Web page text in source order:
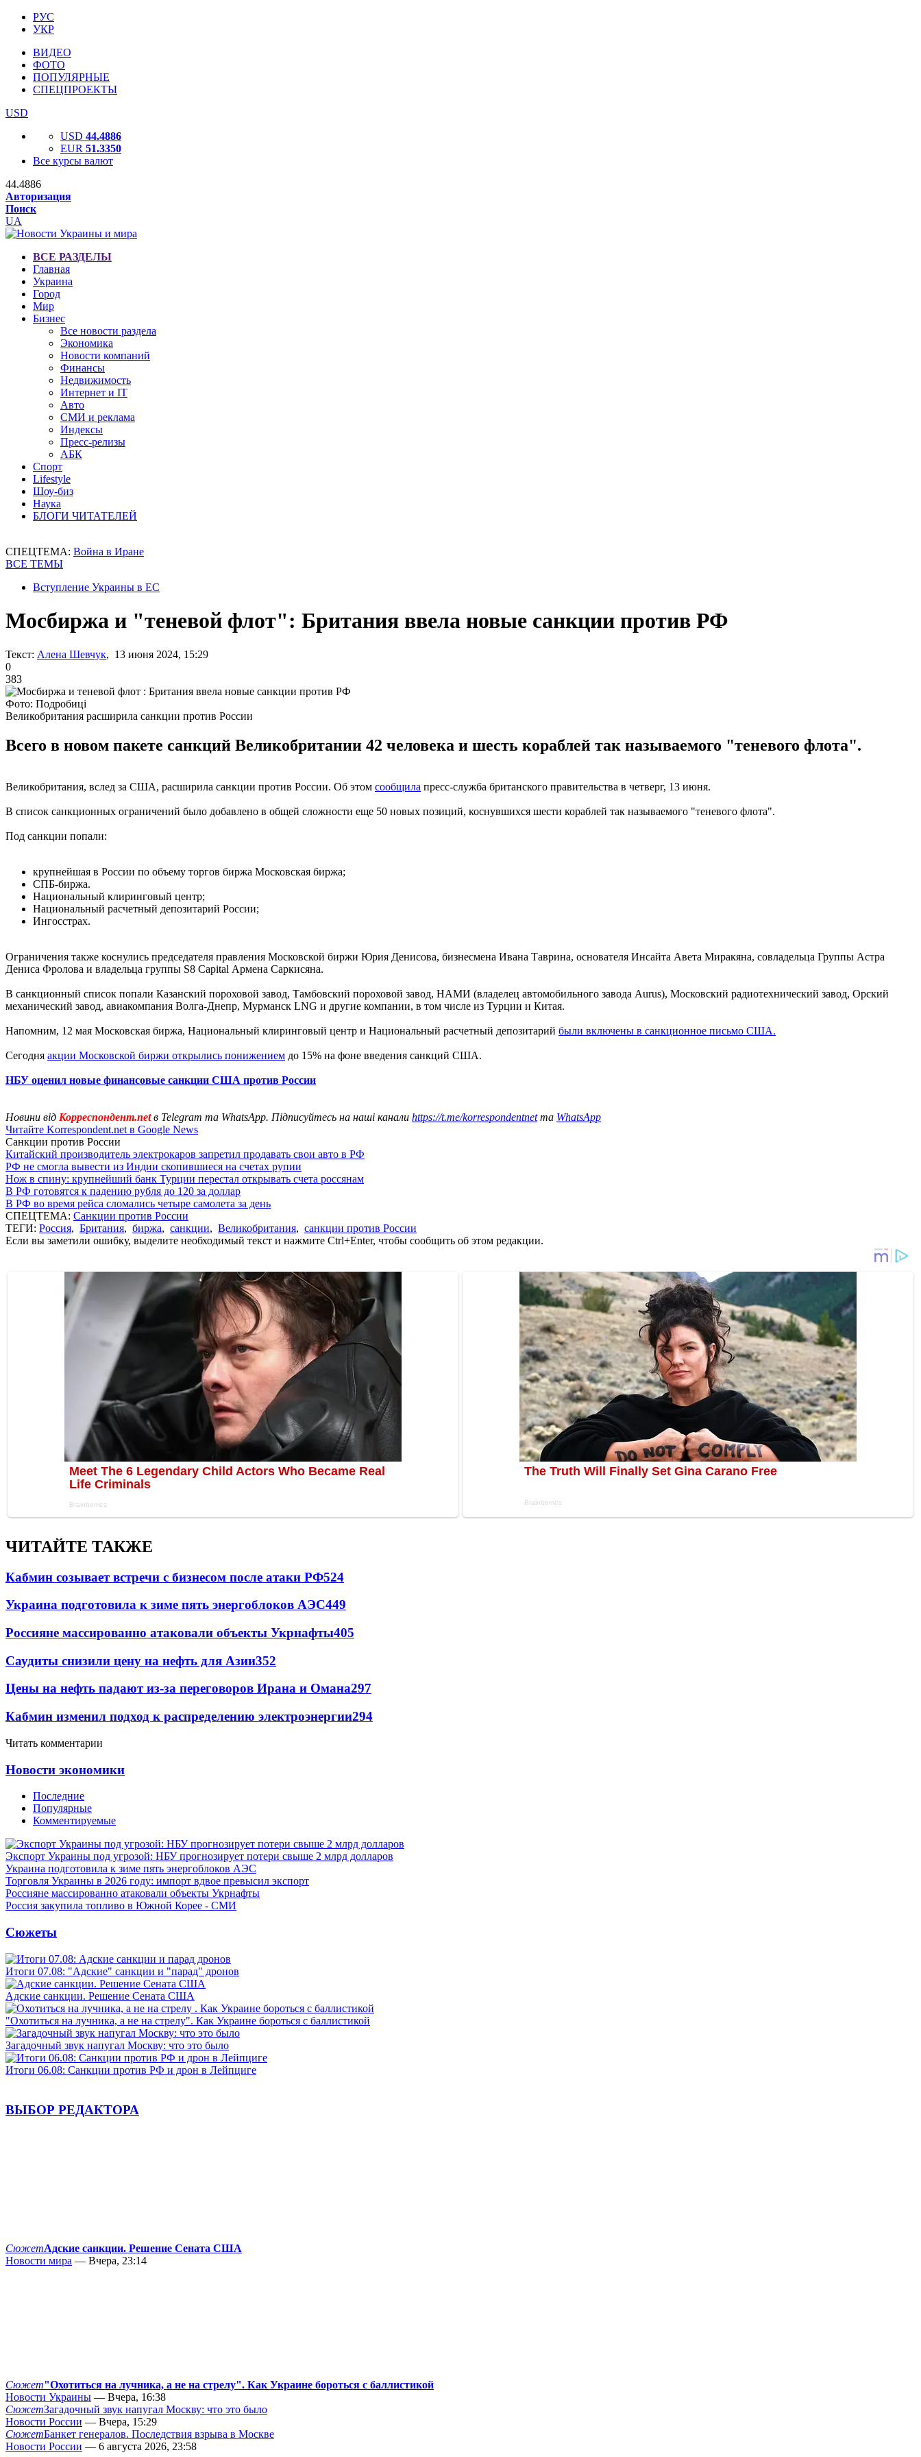
РУС
УКР
ВИДЕО
ФОТО
ПОПУЛЯРНЫЕ
СПЕЦПРОЕКТЫ
USD
USD 44.4886
EUR 51.3350
Все курсы валют
44.4886
Авторизация
Поиск
UA
ВСЕ РАЗДЕЛЫ
Главная
Украина
Город
Мир
Бизнес
Все новости раздела
Экономика
Новости компаний
Финансы
Недвижимость
Интернет и IT
Авто
СМИ и реклама
Индексы
Пресс-релизы
АБК
Спорт
Lifestyle
Шоу-биз
Наука
БЛОГИ ЧИТАТЕЛЕЙ
СПЕЦТЕМА: Война в Иране
ВСЕ ТЕМЫ
Вступление Украины в ЕС
Мосбиржа и "теневой флот": Британия ввела новые санкции против РФ
Текст: Алена Шевчук, 13 июня 2024, 15:29
0
383
Фото: Подробиці
Великобритания расширила санкции против России
Всего в новом пакете санкций Великобритании 42 человека и шесть кораблей так называемого "теневого флота".
Великобритания, вслед за США, расширила санкции против России. Об этом сообщила пресс-служба британского правительства в четверг, 13 июня.
В список санкционных ограничений было добавлено в общей сложности еще 50 новых позиций, коснувшихся шести кораблей так называемого "теневого флота".
Под санкции попали:
крупнейшая в России по объему торгов биржа Московская биржа;
СПБ-биржа.
Национальный клиринговый центр;
Национальный расчетный депозитарий России;
Ингосстрах.
Ограничения также коснулись председателя правления Московской биржи Юрия Денисова, бизнесмена Ивана Таврина, основателя Инсайта Авета Миракяна, совладельца Группы Астра
Дениса Фролова и владельца группы S8 Capital Армена Саркисяна.
В санкционный список попали Казанский пороховой завод, Тамбовский пороховой завод, НАМИ (владелец автомобильного завода Aurus), Московский радиотехнический завод, Орский
механический завод, авиакомпания Волга-Днепр, Мурманск LNG и другие компании, в том числе из Турции и Китая.
Напомним, 12 мая Московская биржа, Национальный клиринговый центр и Национальный расчетный депозитарий были включены в санкционное письмо США.
Сегодня акции Московской биржи открылись понижением до 15% на фоне введения санкций США.
НБУ оценил новые финансовые санкции США против России
Новини від Корреспондент.netв Telegram та WhatsApp. Підписуйтесь на наші канали https://t.me/korrespondentnetта WhatsApp
Читайте Korrespondent.net в Google News
Санкции против России
Китайский производитель электрокаров запретил продавать свои авто в РФ
РФ не смогла вывести из Индии скопившиеся на счетах рупии
Нож в спину: крупнейший банк Турции перестал открывать счета россянам
В РФ готовятся к падению рубля до 120 за доллар
В РФ во время рейса сломались четыре самолета за день
СПЕЦТЕМА: Санкции против России
ТЕГИ: Россия, Британия, биржа, санкции, Великобритания, санкции против России
Если вы заметили ошибку, выделите необходимый текст и нажмите Ctrl+Enter, чтобы сообщить об этом редакции.
ЧИТАЙТЕ ТАКЖЕ
Кабмин созывает встречи с бизнесом после атаки РФ524
Украина подготовила к зиме пять энергоблоков АЭС449
Россияне массированно атаковали объекты Укрнафты405
Саудиты снизили цену на нефть для Азии352
Цены на нефть падают из-за переговоров Ирана и Омана297
Кабмин изменил подход к распределению электроэнергии294
Читать комментарии
Новости экономики
Последние
Популярные
Комментируемые
Экспорт Украины под угрозой: НБУ прогнозирует потери свыше 2 млрд долларов
Украина подготовила к зиме пять энергоблоков АЭС
Торговля Украины в 2026 году: импорт вдвое превысил экспорт
Россияне массированно атаковали объекты Укрнафты
Россия закупила топливо в Южной Корее - СМИ
Сюжеты
Итоги 07.08: "Адские" санкции и "парад" дронов
Адские санкции. Решение Сената США
"Охотиться на лучника, а не на стрелу". Как Украине бороться с баллистикой
Загадочный звук напугал Москву: что это было
Итоги 06.08: Санкции против РФ и дрон в Лейпциге
ВЫБОР РЕДАКТОРА
СюжетАдские санкции. Решение Сената США
Новости мира — Вчера, 23:14
Сюжет"Охотиться на лучника, а не на стрелу". Как Украине бороться с баллистикой
Новости Украины — Вчера, 16:38
СюжетЗагадочный звук напугал Москву: что это было
Новости России — Вчера, 15:29
СюжетБанкет генералов. Последствия взрыва в Москве
Новости России — 6 августа 2026, 23:58